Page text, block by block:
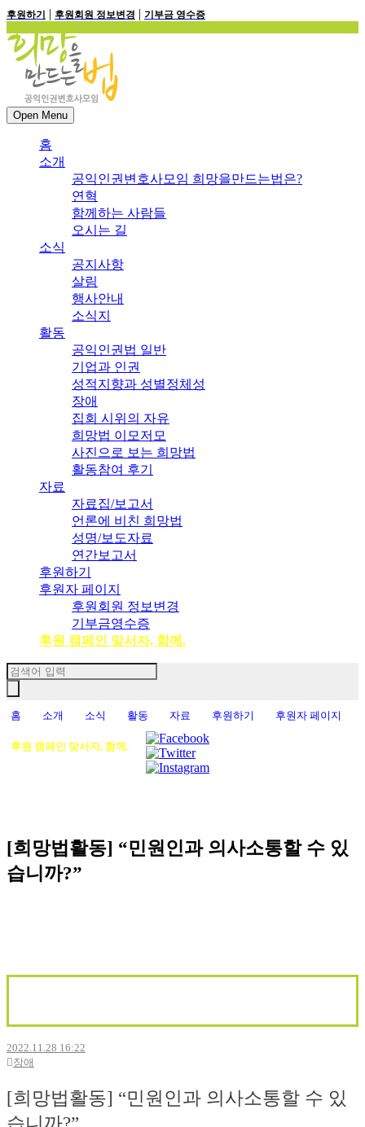
후원하기 | 후원회원 정보변경 | 기부금 영수증
Open Menu
홈
소개
공익인권변호사모임 희망을만드는법은?
연혁
함께하는 사람들
오시는 길
소식
공지사항
살림
행사안내
소식지
활동
공익인권법 일반
기업과 인권
성적지향과 성별정체성
장애
집회 시위의 자유
희망법 이모저모
사진으로 보는 희망법
활동참여 후기
자료
자료집/보고서
언론에 비친 희망법
성명/보도자료
연간보고서
후원하기
후원자 페이지
후원회원 정보변경
기부금영수증
후원 캠페인 맞서자, 함께.
홈 소개 소식 활동 자료 후원하기 후원자 페이지
후원 캠페인 맞서자, 함께.
[희망법활동] “민원인과 의사소통할 수 있
습니까?”
2022.11.28 16:22
장애
[희망법활동] “민원인과 의사소통할 수 있